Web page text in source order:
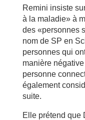
Remini insiste
à la maladie» à
des «personnes
nom de SP en
personnes qui
manière
personne
également
suite.
Elle prétend que